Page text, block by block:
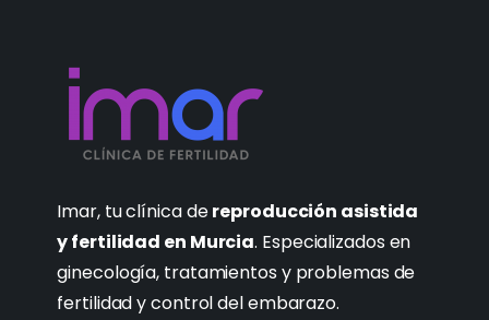
Imar, tu clínica dereproducción asistida
y fertilidad en Murcia. Especializados en
ginecología, tratamientos y problemas de
fertilidad y control del embarazo.